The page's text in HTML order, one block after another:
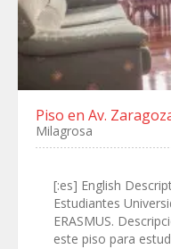
Piso en Av.
Milagrosa
[:es] English
Estudiantes
ERASMUS.
este piso para